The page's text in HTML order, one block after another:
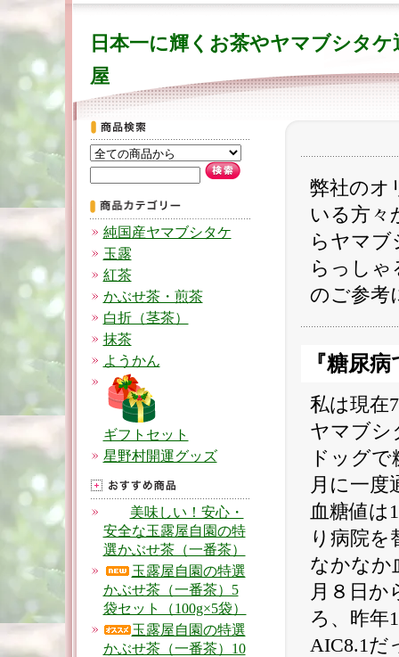
日本一に輝くお茶やヤマブシタ
屋
純国産ヤマブシタケ
玉露
紅茶
かぶせ茶・煎茶
白折（茎茶）
抹茶
ようかん
ギフトセット
星野村開運グッズ
美味しい！安心・
安全な玉露屋自園の特
選かぶせ茶（一番茶）
玉露屋自園の特選
かぶせ茶（一番茶）5
袋セット（100g×5袋）
玉露屋自園の特選
かぶせ茶（一番茶）10
弊社のオ
いる方々
らヤマ
らっし
のご参考
『糖尿
私は現在
ヤマブシ
ドッグ
月に一度
血糖値は
り病院を
なかなか
月８日か
ろ、昨年
AIC8.1だ